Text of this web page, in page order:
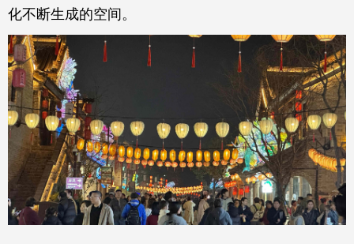
化不断生成的空间。